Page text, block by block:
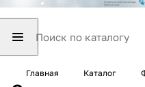
Главная Каталог